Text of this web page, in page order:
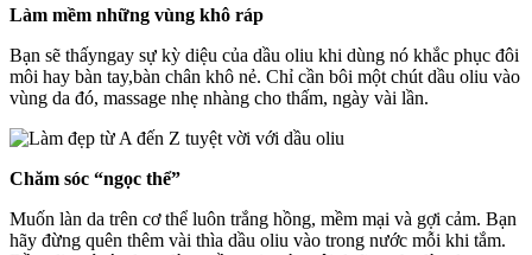
Làm mềm những vùng khô ráp
Bạn sẽ thấyngay sự kỳ diệu của dầu oliu khi dùng nó khắc phục đôi
môi hay bàn tay,bàn chân khô nẻ. Chỉ cần bôi một chút dầu oliu vào
vùng da đó, massage nhẹ nhàng cho thấm, ngày vài lần.
Chăm sóc “ngọc thể”
Muốn làn da trên cơ thể luôn trắng hồng, mềm mại và gợi cảm. Bạn
hãy đừng quên thêm vài thìa dầu oliu vào trong nước mỗi khi tắm.